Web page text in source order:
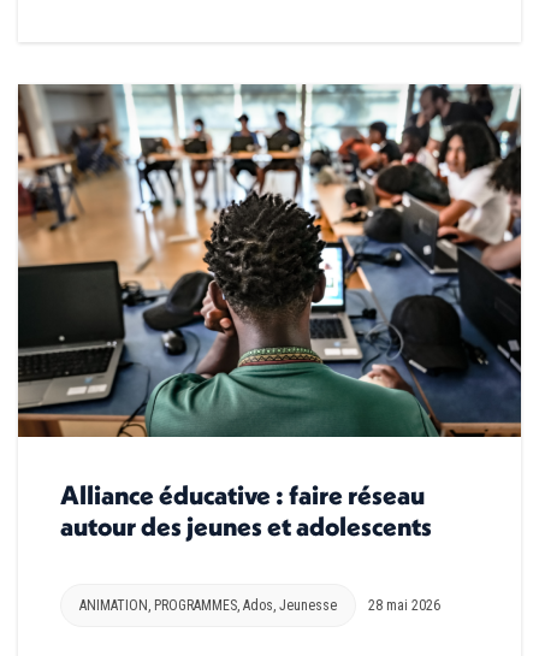
Alliance éducative : faire réseau
autour des jeunes et adolescents
ANIMATION, PROGRAMMES, Ados, Jeunesse 28 mai 2026